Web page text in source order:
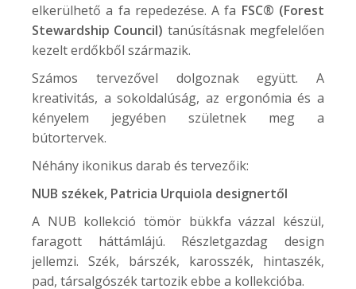
elkerülhető a fa repedezése. A fa FSC® (Forest
Stewardship Council) tanúsításnak megfelelően
kezelt erdőkből származik.
Számos tervezővel dolgoznak együtt. A
kreativitás, a sokoldalúság, az ergonómia és a
kényelem jegyében születnek meg a
bútortervek.
Néhány ikonikus darab és tervezőik:
NUB székek, Patricia Urquiola designertől
A NUB kollekció tömör bükkfa vázzal készül,
faragott háttámlájú. Részletgazdag design
jellemzi. Szék, bárszék, karosszék, hintaszék,
pad, társalgószék tartozik ebbe a kollekcióba.